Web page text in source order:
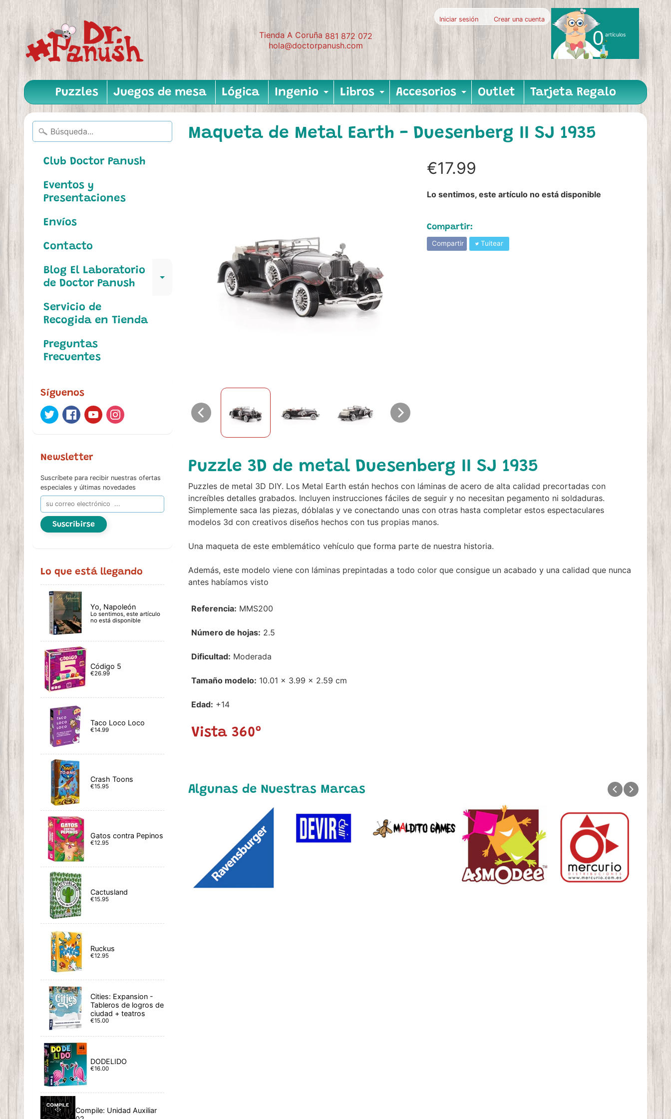
Tienda A Coruña 881 872 072
hola@doctorpanush.com
Iniciar sesión Crear una cuenta
0 artículos
Puzzles Juegos de mesa Lógica Ingenio Expand child menu
Libros Expand child menu
Accesorios Expand child menu
Outlet Tarjeta Regalo
Club Doctor Panush
Eventos y
Presentaciones
Envíos
Contacto
Blog El Laboratorio
de Doctor Panush
Expand child menu
Servicio de
Recogida en Tienda
Preguntas
Frecuentes
Síguenos
Newsletter
Suscríbete para recibir nuestras ofertas
especiales y últimas novedades
Suscribirse
Lo que está llegando
Yo, Napoleón
Lo sentimos, este artículo
no está disponible
Código 5
€26.99
Taco Loco Loco
€14.99
Crash Toons
€15.95
Gatos contra Pepinos
€12.95
Cactusland
€15.95
Ruckus
€12.95
Cities: Expansion -
Tableros de logros de
ciudad + teatros
€15.00
DODELIDO
€16.00
Compile: Unidad Auxiliar
Maqueta de Metal Earth - Duesenberg II SJ 1935
€17.99
Lo sentimos, este artículo no está disponible
Compartir:
Compartir Tuitear
Puzzle 3D de metal Duesenberg II SJ 1935
Puzzles de metal 3D DIY. Los Metal Earth están hechos con láminas de acero de alta calidad precortadas con
increíbles detalles grabados. Incluyen instrucciones fáciles de seguir y no necesitan pegamento ni soldaduras.
Simplemente saca las piezas, dóblalas y ve conectando unas con otras hasta completar estos espectaculares
modelos 3d con creativos diseños hechos con tus propias manos.
Una maqueta de este emblemático vehículo que forma parte de nuestra historia.
Además, este modelo viene con láminas prepintadas a todo color que consigue un acabado y una calidad que nunca
antes habíamos visto
Referencia: MMS200
Número de hojas: 2.5
Dificultad: Moderada
Tamaño modelo: 10.01 x 3.99 x 2.59 cm
Edad: +14
Vista 360º
Algunas de Nuestras Marcas